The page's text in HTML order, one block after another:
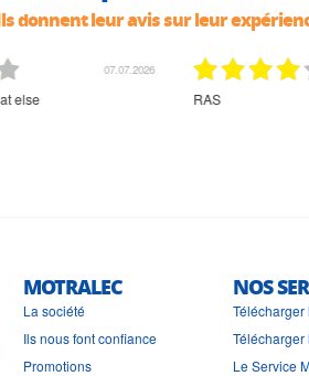
donnent leur avis sur leur
02.07.2026
rien à signaler, très
MOTRALEC
La société
Ils nous font confiance
Promotions
NOS
Le Service